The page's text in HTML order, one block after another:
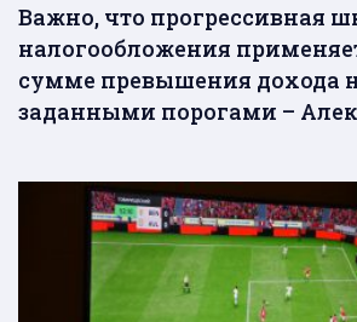
Важно, что прогрессивная
налогообложения
сумме превышения дохода
заданными порогами –